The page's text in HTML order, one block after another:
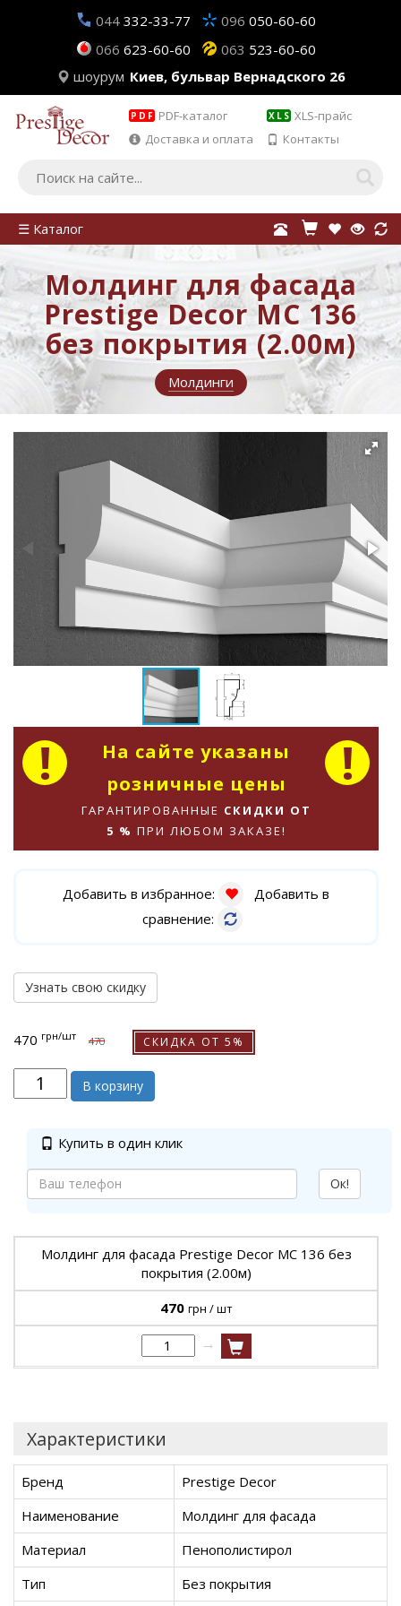
044 332-33-77 096 050-60-60
066 623-60-60 063 523-60-60
шоурум Киев, бульвар Вернадского 26
PDF PDF-каталог XLS XLS-прайс
Доставка и оплата
Контакты
☰ Каталог
Молдинг для фасада
Prestige Decor MC 136
без покрытия (2.00м)
Молдинги
На сайте указаны
розничные цены
ГАРАНТИРОВАННЫЕ СКИДКИ ОТ
5 % ПРИ ЛЮБОМ ЗАКАЗЕ!
Добавить в избранное:
Добавить в
сравнение:
Узнать свою скидку
470 грн/шт 470 СКИДКА ОТ 5%
В корзину
Купить в один клик
Ок!
Молдинг для фасада Prestige Decor MC 136 без
покрытия (2.00м)
470 грн / шт
→
Характеристики
Бренд
Prestige Decor
Наименование
Молдинг для фасада
Материал
Пенополистирол
Тип
Без покрытия